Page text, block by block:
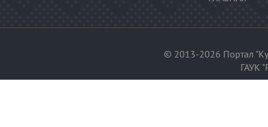
© 2013-2026 Портал
ГАУК